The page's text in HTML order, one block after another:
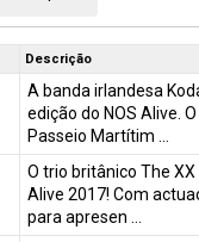
Descrição
A banda irlandesa
edição do NOS Alive.
Passeio Martítim ...
O trio britânico The
Alive 2017! Com
para apresen ...